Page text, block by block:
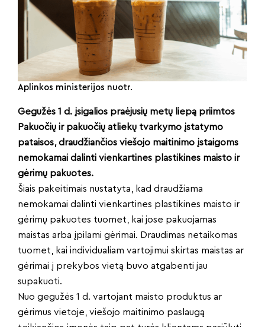
Aplinkos ministerijos nuotr.
Gegužės 1 d. įsigalios praėjusių metų liepą priimtos
Pakuočių ir pakuočių atliekų tvarkymo įstatymo
pataisos, draudžiančios viešojo maitinimo įstaigoms
nemokamai dalinti vienkartines plastikines maisto ir
gėrimų pakuotes.
Šiais pakeitimais nustatyta, kad draudžiama
nemokamai dalinti vienkartines plastikines maisto ir
gėrimų pakuotes tuomet, kai jose pakuojamas
maistas arba įpilami gėrimai. Draudimas netaikomas
tuomet, kai individualiam vartojimui skirtas maistas ar
gėrimai į prekybos vietą buvo atgabenti jau
supakuoti.
Nuo gegužės 1 d. vartojant maisto produktus ar
gėrimus vietoje, viešojo maitinimo paslaugą